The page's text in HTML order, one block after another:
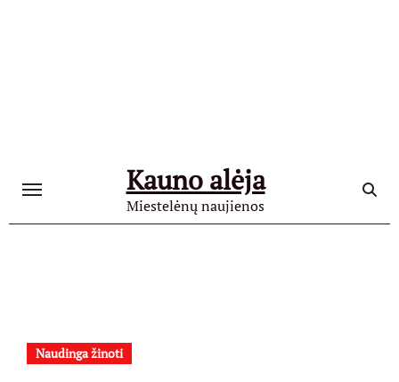
Kauno alėja
Miestelėnų naujienos
Naudinga žinoti